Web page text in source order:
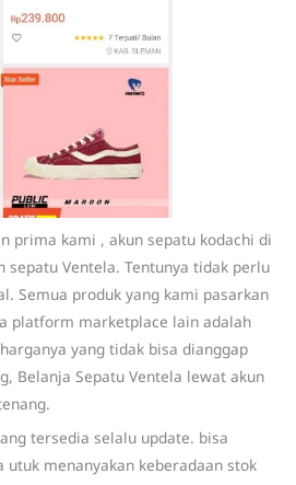
prima kami , akun sepatu kodachi di
sepatu Ventela. Tentunya tidak perlu
Semua produk yang kami pasarkan
platform marketplace lain adalah
yang tidak bisa dianggap
Belanja Sepatu Ventela lewat akun
tersedia selalu update. bisa
utuk menanyakan keberadaan stok